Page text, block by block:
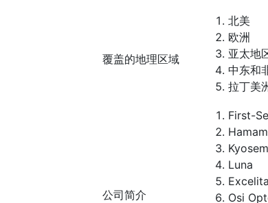
覆盖的地理区域
北美
欧洲
亚太地
中东和
拉丁美
公司简介
First-
Luna
Osi